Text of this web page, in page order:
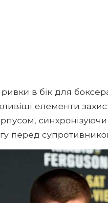
ривки в бік для
елементи
синхронізуючи
перед